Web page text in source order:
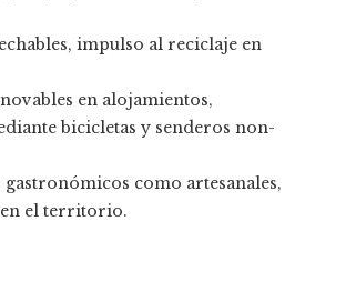
impulso al reciclaje en
en alojamientos,
bicicletas y senderos non-
como artesanales,
el territorio.